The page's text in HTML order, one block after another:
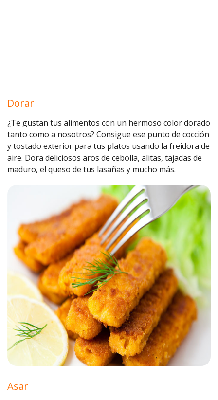
Dorar
¿Te gustan tus alimentos con un hermoso color dorado
tanto como a nosotros? Consigue ese punto de cocción
y tostado exterior para tus platos usando la freidora de
aire. Dora deliciosos aros de cebolla, alitas, tajadas de
maduro, el queso de tus lasañas y mucho más.
Asar